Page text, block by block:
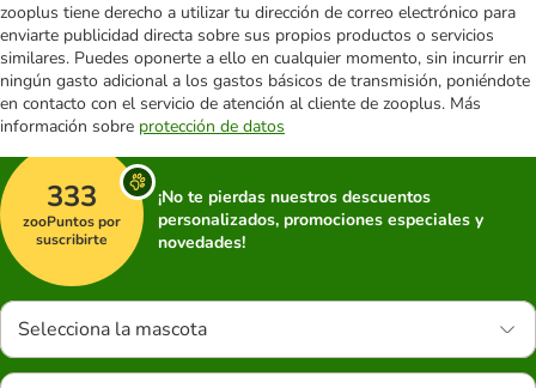
zooplus tiene derecho a utilizar tu dirección de correo electrónico para
enviarte publicidad directa sobre sus propios productos o servicios
similares. Puedes oponerte a ello en cualquier momento, sin incurrir en
ningún gasto adicional a los gastos básicos de transmisión, poniéndote
en contacto con el servicio de atención al cliente de zooplus. Más
información sobre protección de datos
333
zooPuntos por
suscribirte
¡No te pierdas nuestros descuentos
personalizados, promociones especiales y
novedades!
Selecciona la mascota